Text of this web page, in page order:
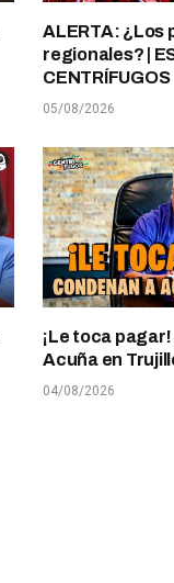
ALERTA: ¿Los
regionales? |
CENTRÍFUGOS
05/08/2026
¡Le toca
Acuña en
04/08/2026